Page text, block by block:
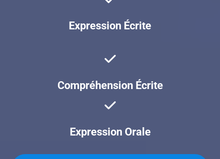
Expression Écrite
Compréhension Écrite
Expression Orale